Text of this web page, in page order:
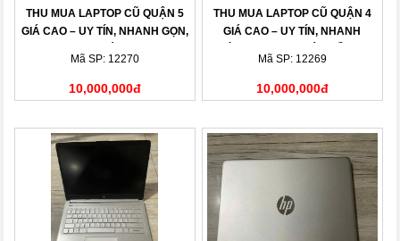
THU MUA LAPTOP CŨ QUẬN 5
GIÁ CAO – UY TÍN, NHANH GỌN,
Mã SP: 12270
10,000,000đ
THU MUA LAPTOP CŨ QUẬN 4
GIÁ CAO – UY TÍN, NHANH
Mã SP: 12269
10,000,000đ